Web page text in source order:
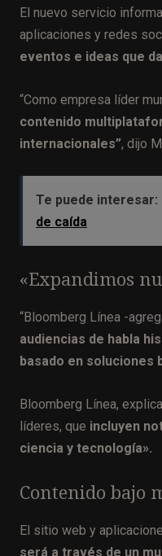
El nuevo servicio
aplicaciones y redes
eventos e ideas que
“Como empresa líder
contenido
internacionales”, dijo
Te puede interesar:
de caída
«Expandimos
“Bloomberg Línea -
audiencias de habla
basado en soluciones
Bloomberg Línea,
líderes, que incluyen
ciencia y tecnología».
Contenido bajo
El sitio web y
será a través de un